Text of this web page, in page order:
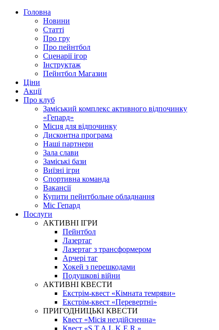
Головна
Новини
Статті
Про гру
Про пейнтбол
Сценарії ігор
Інструктаж
Пейнтбол Магазин
Ціни
Акції
Про клуб
Заміський комплекс активного відпочинку
«Гепард»
Місця для відпочинку
Дисконтна програма
Наші партнери
Зала слави
Заміські бази
Виїзні ігри
Спортивна команда
Вакансії
Купити пейнтбольне обладнання
Міс Гепард
Послуги
АКТИВНІ ІГРИ
Пейнтбол
Лазертаг
Лазертаг з трансформером
Арчері таг
Хокей з перешкодами
Подушкові війни
АКТИВНІ КВЕСТИ
Екстрім-квест «Кімната темряви»
Екстрім-квест «Перевертні»
ПРИГОДНИЦЬКІ КВЕСТИ
Квест «Місія нездійсненна»
Квест «S.T.A.L.K.E.R.»